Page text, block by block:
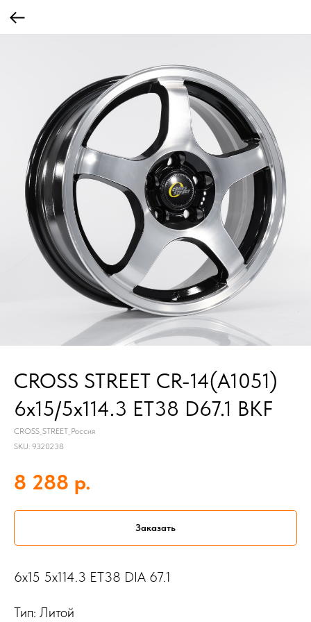
CROSS STREET CR-14(A1051)
6x15/5x114.3 ET38 D67.1 BKF
CROSS_STREET_Россия
SKU: 9320238
8 288 р.
Заказать
6x15 5x114.3 ET38 DIA 67.1
Тип: Литой